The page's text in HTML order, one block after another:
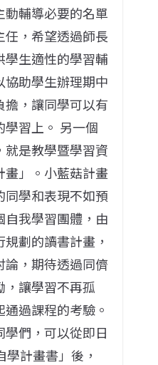
輔導必要的名單
，希望透過師長
生適性的學習輔
協助學生辦理期中
，讓同學可以有
習上。 另一個
是教學暨學習資
」。小藍菇計畫
同學和表現不如預
我學習團體，由
劃的讀書計畫，
論，期待透過同儕
，讓學習不再孤
過課程的考驗。
們，可以從即日
計畫書」後，